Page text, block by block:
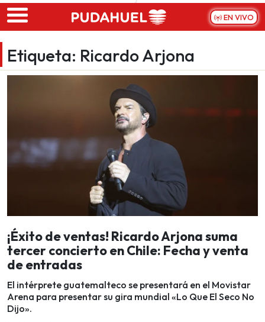
Skip to main content
EN VIVO
Etiqueta: Ricardo Arjona
¡Éxito de ventas! Ricardo Arjona suma
tercer concierto en Chile: Fecha y venta
de entradas
El intérprete guatemalteco se presentará en el Movistar
Arena para presentar su gira mundial «Lo Que El Seco No
Dijo».